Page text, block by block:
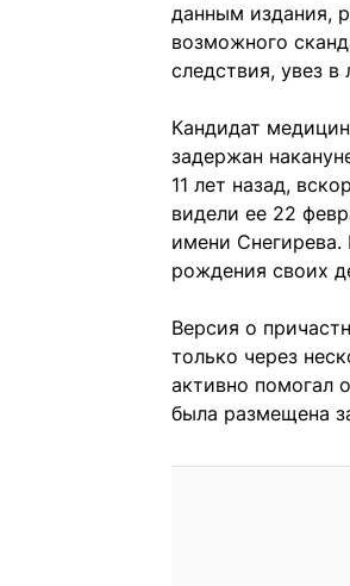
данным издания,
возможного
следствия, увез в
Кандидат
задержан
11 лет назад,
видели ее 22
имени
рождения своих
Версия о
только через
активно помогал
была размещена